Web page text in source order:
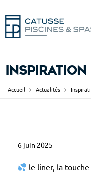
Inspiration
Accueil Actualités
I
s
6 juin 2025
le liner, la